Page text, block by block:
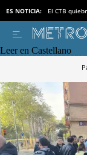
ES NOTICIA: El CTB
Leer en Castellano